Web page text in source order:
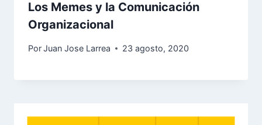
Los Memes y la Comunicación
Organizacional
PorJuan Jose Larrea 23 agosto, 2020